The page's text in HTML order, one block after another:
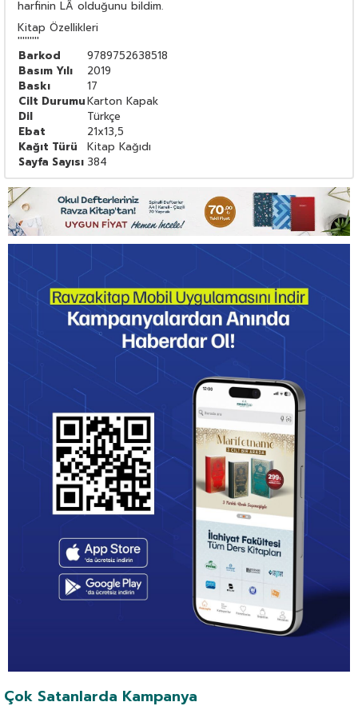
harfinin LÂ olduğunu bildim.
Kitap Özellikleri
'''''''''
Barkod
9789752638518
Basım Yılı
2019
Baskı
17
Cilt DurumuKarton Kapak
Dil
Türkçe
Ebat
21x13,5
Kağıt Türü
Kitap Kağıdı
Sayfa Sayısı 384
Çok Satanlarda Kampanya